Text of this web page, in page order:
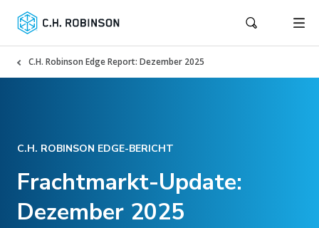
C.H. Robinson Edge Report: Dezember 2025
C.H. ROBINSON EDGE-BERICHT
Frachtmarkt-Update:
Dezember 2025